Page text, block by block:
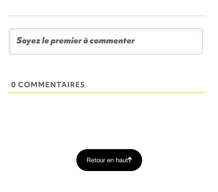
0 COMMENTAIRES
Retour en haut